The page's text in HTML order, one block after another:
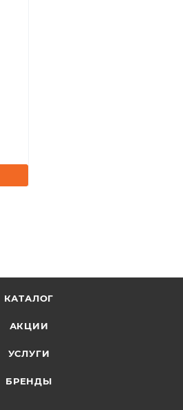
КАТАЛОГ
АКЦИИ
УСЛУГИ
БРЕНДЫ